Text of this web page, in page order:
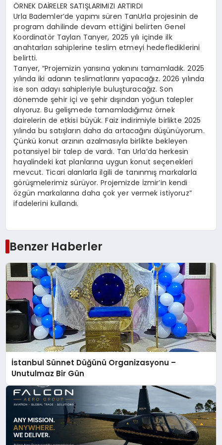
ÖRNEK DAİRELER SATIŞLARIMIZI ARTIRDI
Urla Bademler’de yapımı süren TanUrla projesinin de
program dahilinde devam ettiğini belirten Genel
Koordinatör Taylan Tanyer, 2025 yılı içinde ilk
anahtarları sahiplerine teslim etmeyi hedeflediklerini
belirtti.
Tanyer, “Projemizin yarısına yakınını tamamladık. 2025
yılında iki adanın teslimatlarını yapacağız. 2026 yılında
ise son adayı sahipleriyle buluşturacağız. Son
dönemde şehir içi ve şehir dışından yoğun talepler
alıyoruz. Bu gelişmede tamamladığımız örnek
dairelerin de etkisi büyük. Faiz indirimiyle birlikte 2025
yılında bu satışların daha da artacağını düşünüyorum.
Çünkü konut arzının azalmasıyla birlikte bekleyen
potansiyel bir talep de vardı. Tan Urla’da herkesin
hayalindeki kat planlarına uygun konut seçenekleri
mevcut. Ticari alanlarla ilgili de tanınmış markalarla
görüşmelerimiz sürüyor. Projemizde İzmir’in kendi
özgün markalarına daha çok yer vermek istiyoruz”
ifadelerini kullandı.
Benzer Haberler
İstanbul Sünnet Düğünü Organizasyonu –
Unutulmaz Bir Gün